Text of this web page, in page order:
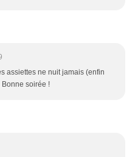
assiettes ne nuit jamais (enfin
soirée !